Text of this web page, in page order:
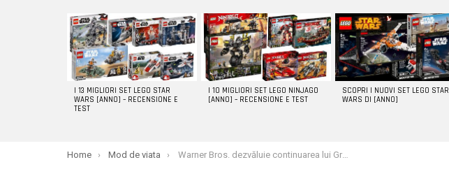
LATEST
STORIES
I 13 MIGLIORI SET LEGO STAR
WARS [ANNO] – RECENSIONE E
TEST
I 10 MIGLIORI SET LEGO NINJAGO
[ANNO] – RECENSIONE E TEST
SCOPRI I NUOVI SET LEGO STAR
WARS DI [ANNO]
You are here:
Home Mod de viata Warner Bros. dezvăluie continuarea lui Gremlins: Secrets of the Mogwai